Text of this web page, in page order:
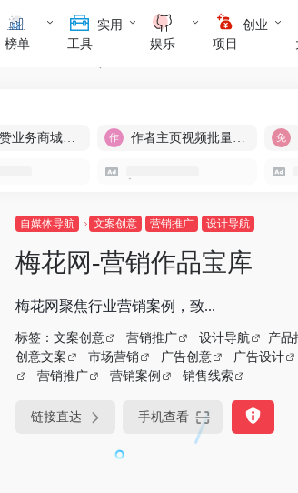
榜单
实用
工具
娱乐
创业
项目
cool粉赞业务商城【爆粉引流】 作者主页视频批量提取
自媒体导航 文案创意 营销推广 设计导航
梅花网-营销作品宝库
梅花网聚焦行业营销案例，致...
标签： 文案创意 营销推广 设计导航 产品
创意文案
市场营销 广告创意 广告设计
营销推广
营销案例 销售线索
链接直达 手机查看